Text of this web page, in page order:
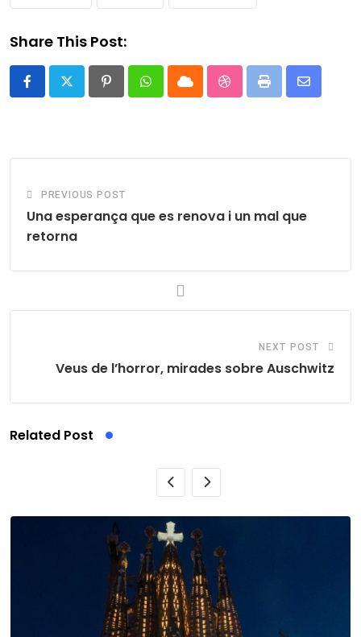
Share This Post:
PinterestWhatsappCloud StumbleUpon
Print
Share
PREVIOUS POST
Una esperança que es renova i un mal que
retorna
NEXT POST
Veus de l’horror, mirades sobre Auschwitz
Related Post